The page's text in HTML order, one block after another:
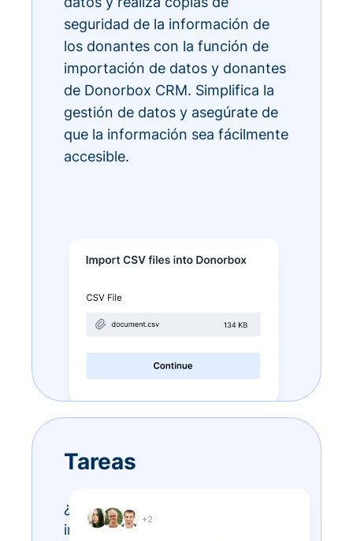
seguridad de la información de
los donantes con la función de
importación de datos y donantes
de Donorbox CRM. Simplifica la
gestión de datos y asegúrate de
que la información sea fácilmente
accesible.
Tareas
¿Tienes listas de tareas
interminables? Hazlas realidad